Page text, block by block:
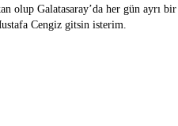
olup Galatasaray’da her gün ayrı
Cengiz gitsin isterim.